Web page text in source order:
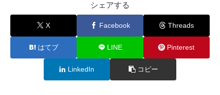
シェアする
X Facebook Threads
はてブ LINE Pinterest
LinkedIn コピー